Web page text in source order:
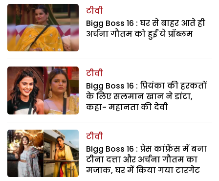
टीवी
Bigg Boss 16 : घर से बाहर आते ही
अर्चना गौतम को हुईं ये प्रॉब्लम
टीवी
Bigg Boss 16 : प्रियंका की हरकतों
के लिए सलमान खान ने डांटा,
कहा- महानता की देवी
टीवी
Bigg Boss 16 : प्रेस कांफ्रेंस में बना
टीना दत्ता और अर्चना गौतम का
मजाक, घर में किया गया टारगेट